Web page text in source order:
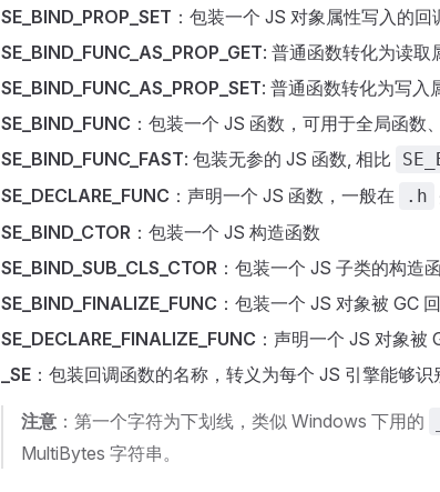
SE_BIND_PROP_SET ：包装一个 JS 对象属性写入的回
SE_BIND_FUNC_AS_PROP_GET: 普通函数转化为读取
SE_BIND_FUNC_AS_PROP_SET: 普通函数转化为写入
SE_BIND_FUNC ：包装一个 JS 函数，可用于全局函数
SE_BIND_FUNC_FAST: 包装无参的 JS 函数, 相比
SE_DECLARE_FUNC ：声明一个 JS 函数，一般在 .h
SE_BIND_CTOR ：包装一个 JS 构造函数
SE_BIND_SUB_CLS_CTOR ：包装一个 JS 子类的构造
SE_BIND_FINALIZE_FUNC ：包装一个 JS 对象被 GC
SE_DECLARE_FINALIZE_FUNC ：声明一个 JS 对象被
_SE ：包装回调函数的名称，转义为每个 JS 引擎能够
注意 ：第一个字符为下划线，类似 Windows 下用的
MultiBytes 字符串。